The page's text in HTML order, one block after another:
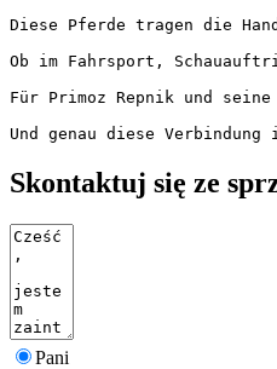
Diese Pferde tragen die
Ob im Fahrsport,
Für Primoz Repnik und
Und genau diese
Skontaktuj się ze
Pani